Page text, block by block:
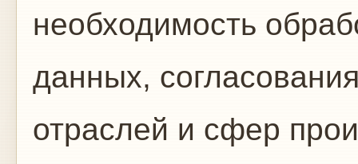
необходимость
данных,
отраслей и сфер